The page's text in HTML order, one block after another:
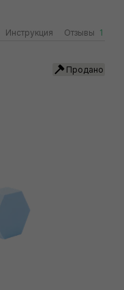
Инструкция Отзывы 1
Продано